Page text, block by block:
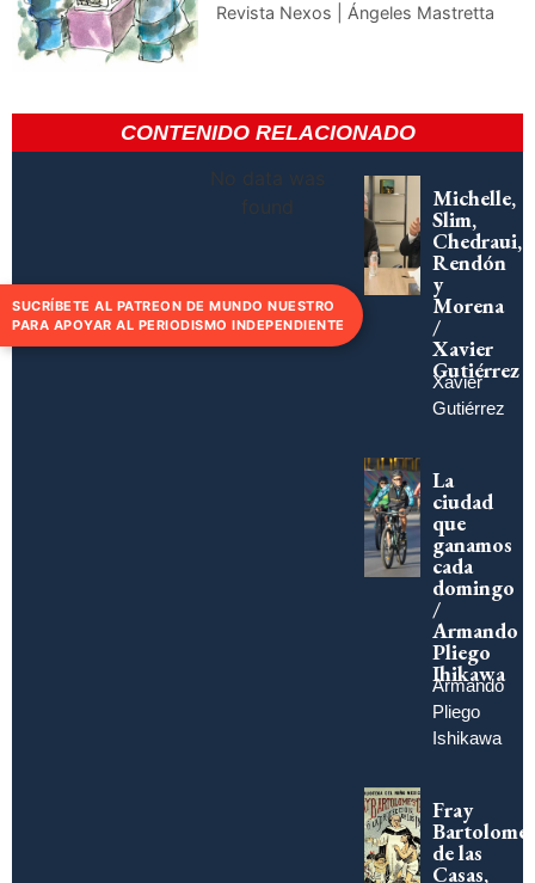
Revista Nexos | Ángeles Mastretta
CONTENIDO RELACIONADO
No data was
found
Michelle,
Slim,
Chedraui,
Rendón
y
Morena
/
Xavier
Gutiérrez
Xavier
Gutiérrez
La
ciudad
que
ganamos
cada
domingo
/
Armando
Pliego
Ihikawa
Armando
Pliego
Ishikawa
Fray
Bartolomé
de las
Casas,
SUCRÍBETE AL PATREON DE MUNDO NUESTRO
PARA APOYAR AL PERIODISMO INDEPENDIENTE